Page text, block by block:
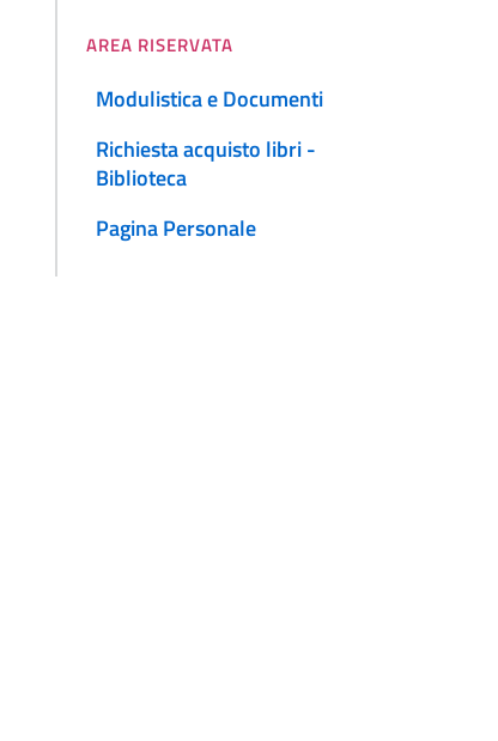
AREA RISERVATA
Modulistica e Documenti
Richiesta acquisto libri -
Biblioteca
Pagina Personale